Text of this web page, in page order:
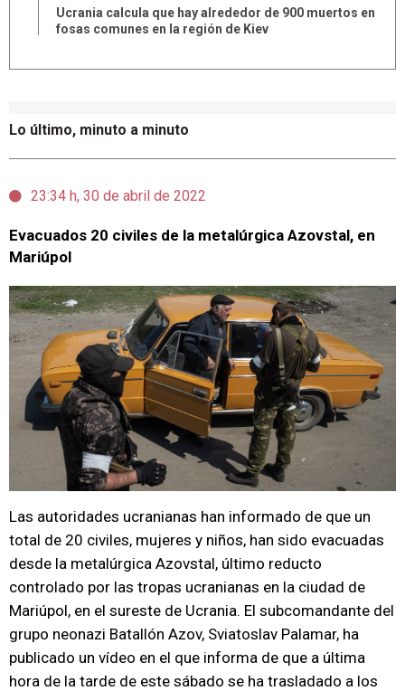
Lo último, minuto a minuto
23:34 h, 30 de abril de 2022
Evacuados 20 civiles de la metalúrgica Azovstal, en
Mariúpol
Las autoridades ucranianas han informado de que un
total de 20 civiles, mujeres y niños, han sido evacuadas
desde la metalúrgica Azovstal, último reducto
controlado por las tropas ucranianas en la ciudad de
Mariúpol, en el sureste de Ucrania. El subcomandante del
grupo neonazi Batallón Azov, Sviatoslav Palamar, ha
publicado un vídeo en el que informa de que a última
hora de la tarde de este sábado se ha trasladado a los
Ucrania calcula que hay alrededor de 900 muertos en
fosas comunes en la región de Kiev